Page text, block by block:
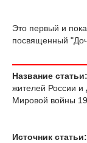
Это первый и
посвященный
Название статьи:
жителей России и
Мировой войны
Источник статьи: